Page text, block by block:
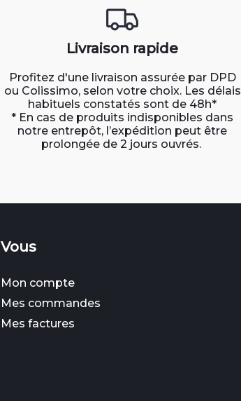
Livraison rapide
Profitez d'une livraison assurée par DPD
ou Colissimo, selon votre choix. Les délais
habituels constatés sont de 48h*
* En cas de produits indisponibles dans
notre entrepôt, l’expédition peut être
prolongée de 2 jours ouvrés.
Vous
Mon compte
Mes commandes
Mes factures